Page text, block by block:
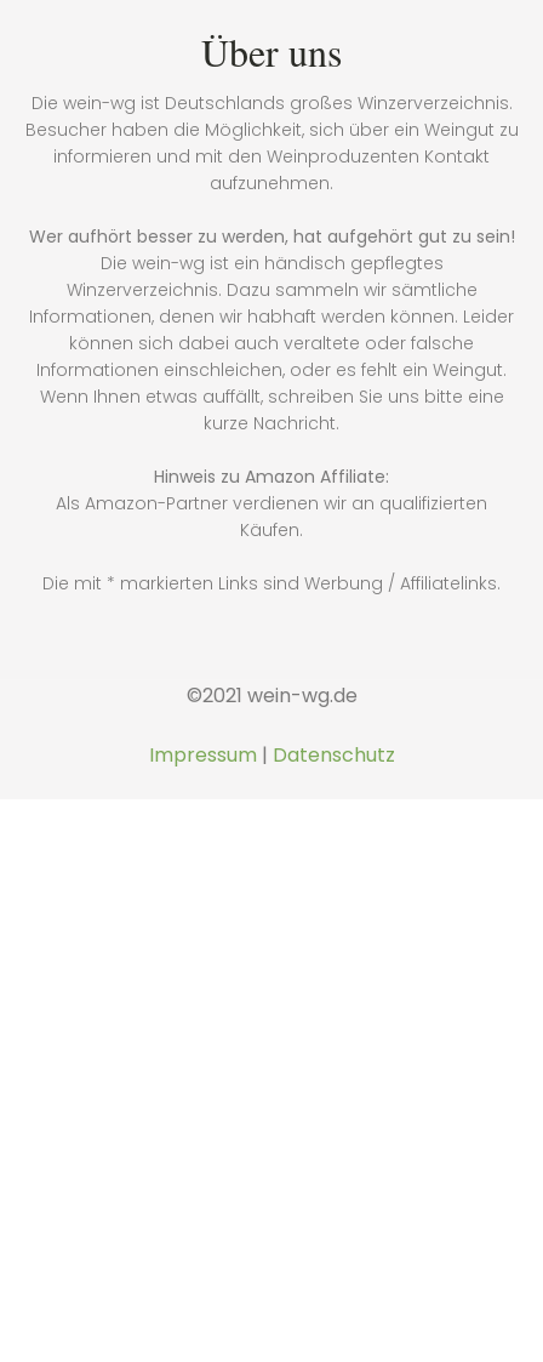
Über uns
Die wein-wg ist Deutschlands großes Winzerverzeichnis.
Besucher haben die Möglichkeit, sich über ein Weingut zu
informieren und mit den Weinproduzenten Kontakt
aufzunehmen.
Wer aufhört besser zu werden, hat aufgehört gut zu sein!
Die wein-wg ist ein händisch gepflegtes
Winzerverzeichnis. Dazu sammeln wir sämtliche
Informationen, denen wir habhaft werden können. Leider
können sich dabei auch veraltete oder falsche
Informationen einschleichen, oder es fehlt ein Weingut.
Wenn Ihnen etwas auffällt, schreiben Sie uns bitte eine
kurze Nachricht.
Hinweis zu Amazon Affiliate:
Als Amazon-Partner verdienen wir an qualifizierten
Käufen.
Die mit * markierten Links sind Werbung / Affiliatelinks.
©2021 wein-wg.de
Impressum | Datenschutz